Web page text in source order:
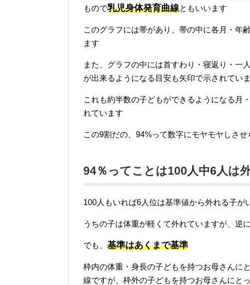
もので乳児身体発育曲線ともいいます
このグラフには帯があり、帯の中に各月・年
ます
また、グラフの中には首すわり・寝返り・一
が出来るようになる目安も矢印で示されてい
これも約半数の子どもができるようになる月
れています
この9割だの、94%って数字にモヤモヤしさ
94％ってことは100人中6人は
100人もいれば6人位は基準値から外れる子が
うちの子は体重が軽くて外れていますが、逆
でも、 基準はあくまで基準
枠内の体重・身長の子どもを持つお母さんに
線ですが、枠外の子どもを持つお母さんにと